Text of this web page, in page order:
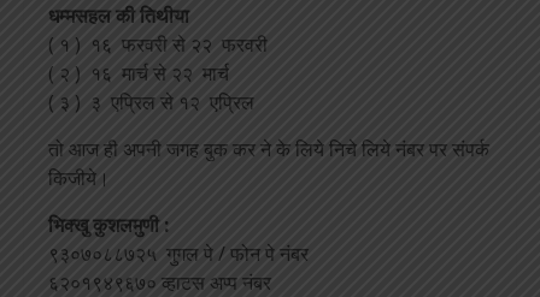
धम्मसहल की तिथीया
( १ ) १६ फरवरी से २२ फरवरी
( २ ) १६ मार्च से २२ मार्च
( ३ ) ३ एप्रिल से १२ एप्रिल
तो आज ही अपनी जगह बुक कर ने के लिये निचे लिये नंबर पर संपर्क
किजीये।
भिक्खु कुशलमुणी :
९३०७०८८७२५ गुगल पे / फोन पे नंबर
६२०१९४९६७० व्हाटस अप्प नंबर